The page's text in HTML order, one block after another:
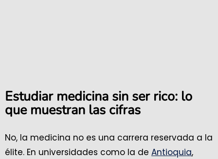
Estudiar medicina sin ser rico: lo
que muestran las cifras
No, la medicina no es una carrera reservada a la
élite. En universidades como la de Antioquia,